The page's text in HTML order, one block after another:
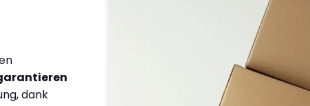
dank